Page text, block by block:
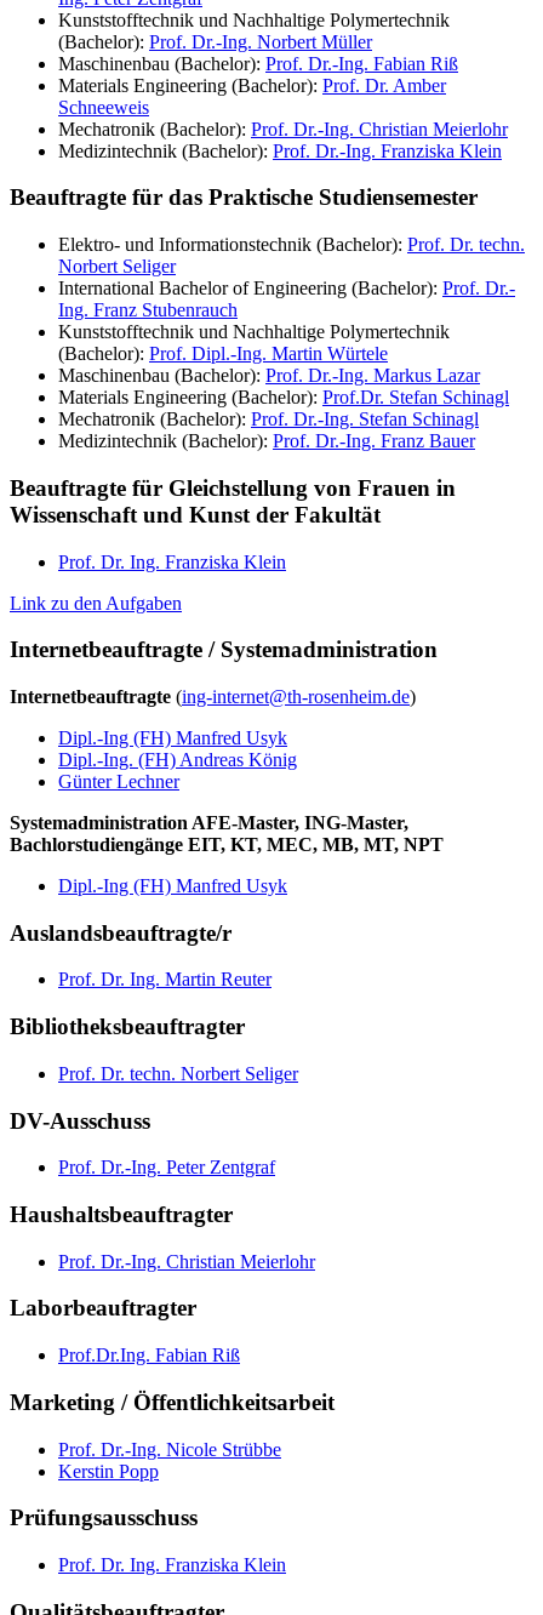
Kunststofftechnik und Nachhaltige Polymertechnik
(Bachelor): Prof. Dr.-Ing. Norbert Müller
Maschinenbau (Bachelor): Prof. Dr.-Ing. Fabian Riß
Materials Engineering (Bachelor): Prof. Dr. Amber
Schneeweis
Mechatronik (Bachelor): Prof. Dr.-Ing. Christian Meierlohr
Medizintechnik (Bachelor): Prof. Dr.-Ing. Franziska Klein
Beauftragte für das Praktische Studiensemester
Elektro- und Informationstechnik (Bachelor): Prof. Dr. techn.
Norbert Seliger
International Bachelor of Engineering (Bachelor): Prof. Dr.-
Ing. Franz Stubenrauch
Kunststofftechnik und Nachhaltige Polymertechnik
(Bachelor): Prof. Dipl.-Ing. Martin Würtele
Maschinenbau (Bachelor): Prof. Dr.-Ing. Markus Lazar
Materials Engineering (Bachelor): Prof.Dr. Stefan Schinagl
Mechatronik (Bachelor): Prof. Dr.-Ing. Stefan Schinagl
Medizintechnik (Bachelor): Prof. Dr.-Ing. Franz Bauer
Beauftragte für Gleichstellung von Frauen in
Wissenschaft und Kunst der Fakultät
Prof. Dr. Ing. Franziska Klein
Link zu den Aufgaben
Internetbeauftragte / Systemadministration
Internetbeauftragte (ing-internet@th-rosenheim.de)
Dipl.-Ing (FH) Manfred Usyk
Dipl.-Ing. (FH) Andreas König
Günter Lechner
Systemadministration AFE-Master, ING-Master,
Bachlorstudiengänge EIT, KT, MEC, MB, MT, NPT
Dipl.-Ing (FH) Manfred Usyk
Auslandsbeauftragte/r
Prof. Dr. Ing. Martin Reuter
Bibliotheksbeauftragter
Prof. Dr. techn. Norbert Seliger
DV-Ausschuss
Prof. Dr.-Ing. Peter Zentgraf
Haushaltsbeauftragter
Prof. Dr.-Ing. Christian Meierlohr
Laborbeauftragter
Prof.Dr.Ing. Fabian Riß
Marketing / Öffentlichkeitsarbeit
Prof. Dr.-Ing. Nicole Strübbe
Kerstin Popp
Prüfungsausschuss
Prof. Dr. Ing. Franziska Klein